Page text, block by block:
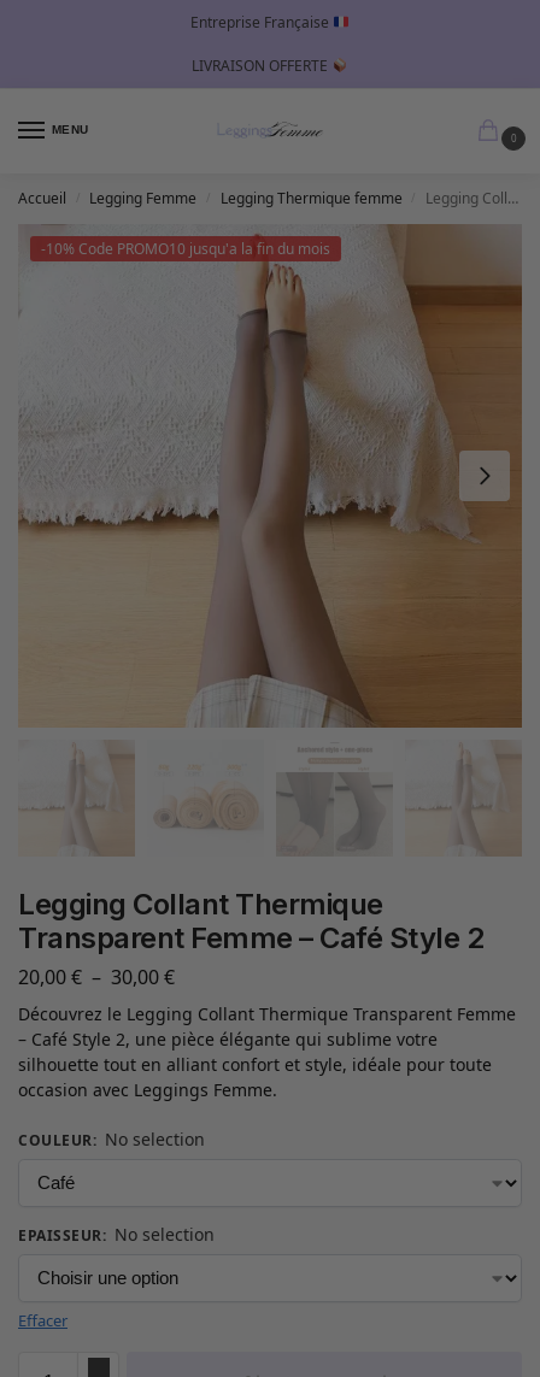
Entreprise Française
LIVRAISON OFFERTE
MENU
0
Accueil Legging Femme Legging Thermique femme Legging Collant Thermique Transparent Femme – Café Style 2
-10% Code PROMO10 jusqu'a la fin du mois
Legging Collant Thermique
Transparent Femme – Café Style 2
20,00€ – 30,00€
Découvrez le Legging Collant Thermique Transparent Femme
– Café Style 2, une pièce élégante qui sublime votre
silhouette tout en alliant confort et style, idéale pour toute
occasion avec Leggings Femme.
COULEUR: No selection
EPAISSEUR: No selection
Effacer